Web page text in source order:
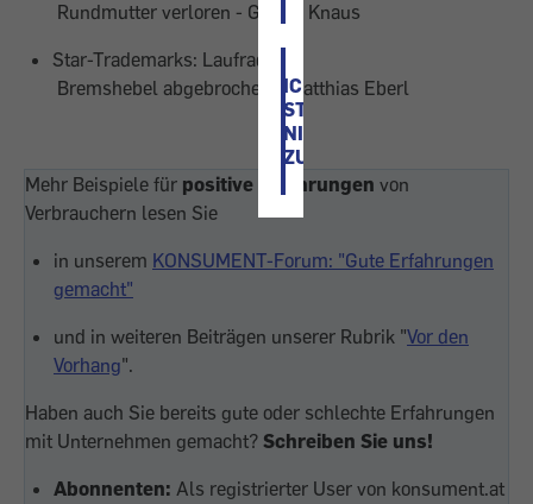
ICH
STIMME
NICHT
ZU
Rundmutter verloren - Gerald Knaus
Star-Trademarks: Laufrad
Bremshebel abgebrochen - Matthias Eberl
Mehr Beispiele für positive Erfahrungen von
Verbrauchern lesen Sie
in unserem KONSUMENT-Forum: "Gute Erfahrungen
gemacht"
und in weiteren Beiträgen unserer Rubrik "Vor den
Vorhang".
Haben auch Sie bereits gute oder schlechte Erfahrungen
mit Unternehmen gemacht? Schreiben Sie uns!
Abonnenten: Als registrierter User von konsument.at